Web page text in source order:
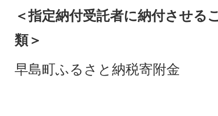
＜指定納付受託者に納付させる
類＞
早島町ふるさと納税寄附金